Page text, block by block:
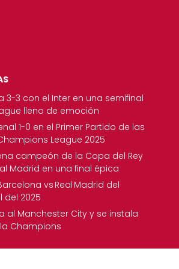
3-3 con el Inter en una semifinal
lleno de emoción
1-0 en el Primer Partido de las
League 2025
campeón de la Copa del Rey
Madrid en una final épica
vs Real Madrid del
del 2025
al Manchester City y se instala
Champions